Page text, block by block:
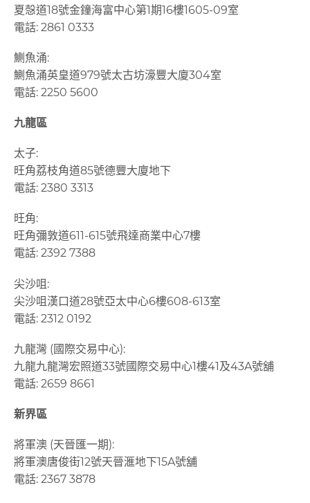
夏愨道18號金鐘海富中心第1期16樓1605-09室
電話: 2861 0333
鰂魚涌:
鰂魚涌英皇道979號太古坊濠豐大廈304室
電話: 2250 5600
九龍區
太子:
旺角荔枝角道85號德豐大廈地下
電話: 2380 3313
旺角:
旺角彌敦道611-615號飛達商業中心7樓
電話: 2392 7388
尖沙咀:
尖沙咀漢口道28號亞太中心6樓608-613室
電話: 2312 0192
九龍灣 (國際交易中心):
九龍九龍灣宏照道33號國際交易中心1樓41及43A號舖
電話: 2659 8661
新界區
將軍澳 (天晉匯一期):
將軍澳唐俊街12號天晉滙地下15A號舖
電話: 2367 3878